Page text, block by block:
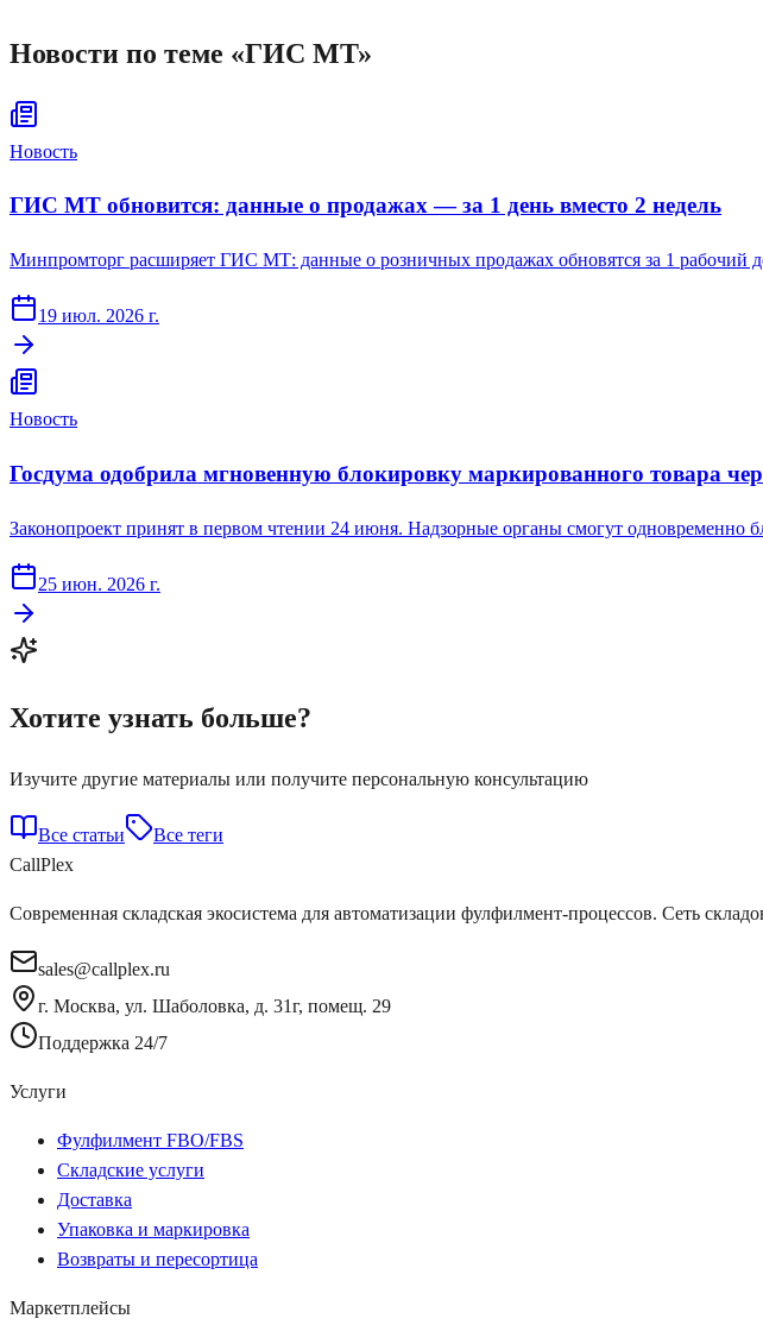
Новости по теме «ГИС МТ»
Новость
ГИС МТ обновится: данные о продажах — за 1 день вместо 2 недель
Минпромторг расширяет ГИС МТ: данные о розничных продажах обновятся за 1 рабочий
19 июл. 2026 г.
Новость
Госдума одобрила мгновенную блокировку маркированного товара
Законопроект принят в первом чтении 24 июня. Надзорные органы смогут
25 июн. 2026 г.
Хотите узнать больше?
Изучите другие материалы или получите персональную консультацию
Все статьи
Все теги
CallPlex
Современная складская экосистема для автоматизации фулфилмент-процессов. Сеть
sales@callplex.ru
г. Москва, ул. Шаболовка, д. 31г, помещ. 29
Поддержка 24/7
Услуги
Фулфилмент FBO/FBS
Складские услуги
Доставка
Упаковка и маркировка
Возвраты и пересортица
Маркетплейсы